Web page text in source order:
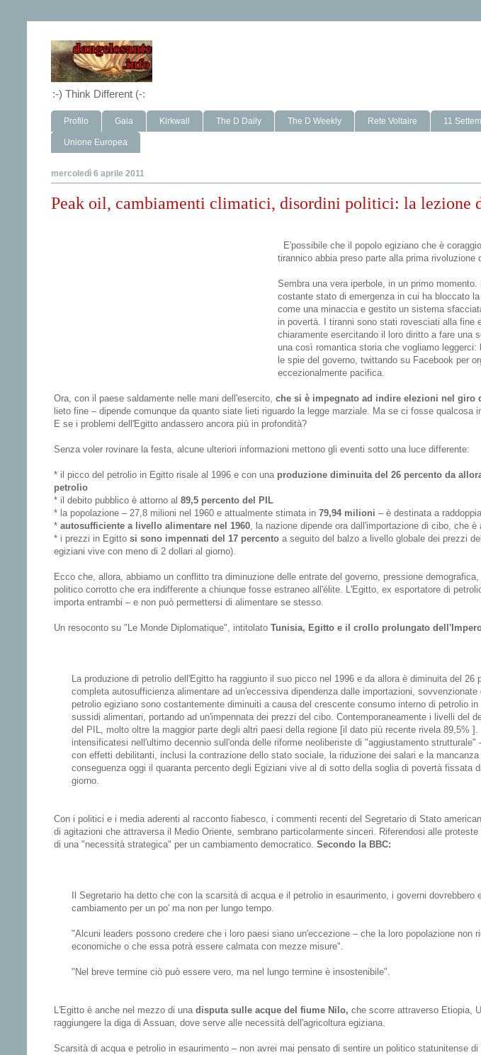
:-) Think Different (-:
Profilo Gaia Kirkwall The D Daily The D Weekly Rete Voltaire 11
Unione Europea
mercoledì 6 aprile 2011
Peak oil, cambiamenti climatici, disordini politici: la lezione
E'possibile che il popolo egiziano che è
tirannico abbia preso parte alla prima rivoluzione
Sembra una vera iperbole, in un primo
costante stato di emergenza in cui ha bloccato
come una minaccia e gestito un sistema
in povertà. I tiranni sono stati rovesciati alla fine
chiaramente esercitando il loro diritto a fare una
una così romantica storia che vogliamo
le spie del governo, twittando su Facebook per
eccezionalmente pacifica.
Ora, con il paese saldamente nelle mani dell'esercito, che si è impegnato ad indire elezioni nel giro
lieto fine – dipende comunque da quanto siate lieti riguardo la legge marziale. Ma se ci fosse qualcosa
E se i problemi dell'Egitto andassero ancora più in profondità?
Senza voler rovinare la festa, alcune ulteriori informazioni mettono gli eventi sotto una luce differente:
* il picco del petrolio in Egitto risale al 1996 e con unaproduzione diminuita del 26 percento da
petrolio
* il debito pubblico è attorno al 89,5 percento del PIL
* la popolazione – 27,8 milioni nel 1960 e attualmente stimata in 79,94 milioni – è destinata a
* autosufficiente a livello alimentare nel 1960, la nazione dipende ora dall'importazione di cibo, che è
* i prezzi in Egitto si sono impennati del 17 percento a seguito del balzo a livello globale dei prezzi
egiziani vive con meno di 2 dollari al giorno).
Ecco che, allora, abbiamo un conflitto tra diminuzione delle entrate del governo, pressione
politico corrotto che era indifferente a chiunque fosse estraneo all'élite. L'Egitto, ex esportatore di
importa entrambi – e non può permettersi di alimentare se stesso.
Un resoconto su "Le Monde Diplomatique", intitolato Tunisia, Egitto e il crollo prolungato
La produzione di petrolio dell'Egitto ha raggiunto il suo picco nel 1996 e da allora è diminuita del
completa autosufficienza alimentare ad un'eccessiva dipendenza dalle importazioni,
petrolio egiziano sono costantemente diminuiti a causa del crescente consumo interno di petrolio
sussidi alimentari, portando ad un'impennata dei prezzi del cibo. Contemporaneamente i livelli del
del PIL, molto oltre la maggior parte degli altri paesi della regione [il dato più recente rivela 89,5%
intensificatesi nell'ultimo decennio sull'onda delle riforme neoliberiste di "aggiustamento strutturale"
con effetti debilitanti, inclusi la contrazione dello stato sociale, la riduzione dei salari e la
conseguenza oggi il quaranta percento degli Egiziani vive al di sotto della soglia di povertà fissata
giorno.
Con i politici e i media aderenti al racconto fiabesco, i commenti recenti del Segretario di Stato
di agitazioni che attraversa il Medio Oriente, sembrano particolarmente sinceri. Riferendosi alle
di una "necessità strategica" per un cambiamento democratico. Secondo la BBC:
Il Segretario ha detto che con la scarsità di acqua e il petrolio in esaurimento, i governi dovrebbero
cambiamento per un po' ma non per lungo tempo.
"Alcuni leaders possono credere che i loro paesi siano un'eccezione – che la loro popolazione non
economiche o che essa potrà essere calmata con mezze misure".
"Nel breve termine ciò può essere vero, ma nel lungo termine è insostenibile".
L'Egitto è anche nel mezzo di una disputa sulle acque del fiume Nilo, che scorre attraverso Etiopia,
raggiungere la diga di Assuan, dove serve alle necessità dell'agricoltura egiziana.
Scarsità di acqua e petrolio in esaurimento – non avrei mai pensato di sentire un politico statunitense